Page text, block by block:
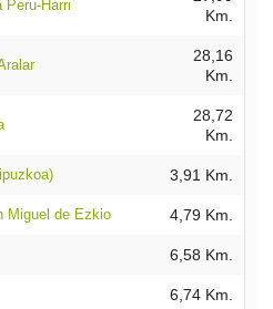
Peru-Harri
Km.
28,16
Km.
28,72
Km.
3,91 Km.
Miguel de Ezkio 4,79 Km.
6,58 Km.
6,74 Km.